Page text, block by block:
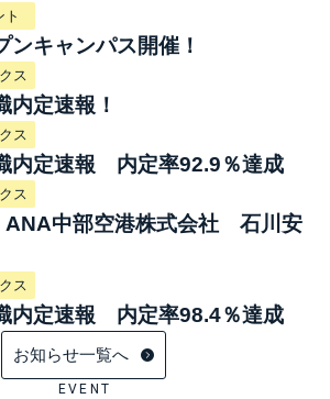
ト
ンキャンパス開催！
ス
定速報！
ス
定速報 内定率92.9％達成
ス
ANA中部空港株式会社 石川安
ス
定速報 内定率98.4％達成
お知らせ一覧へ
EVENT